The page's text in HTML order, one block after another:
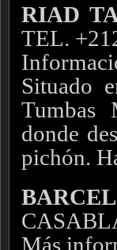
RIAD
TEL.
Situado
Tumbas
donde
pichón.
Más